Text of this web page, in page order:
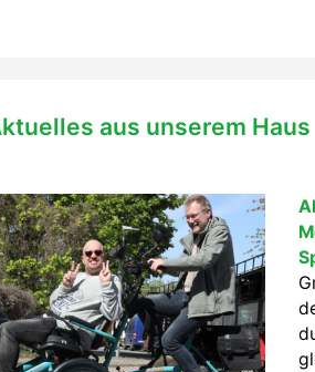
aus unserem Haus